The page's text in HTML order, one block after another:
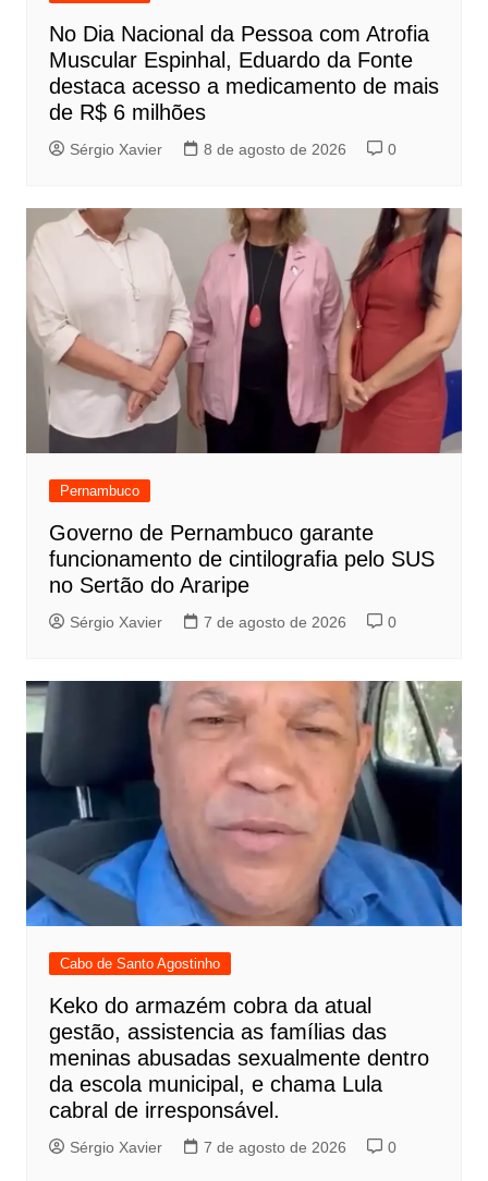
No Dia Nacional da Pessoa com Atrofia
Muscular Espinhal, Eduardo da Fonte
destaca acesso a medicamento de mais
de R$ 6 milhões
Sérgio Xavier 8 de agosto de 2026 0
Pernambuco
Governo de Pernambuco garante
funcionamento de cintilografia pelo SUS
no Sertão do Araripe
Sérgio Xavier 7 de agosto de 2026 0
Cabo de Santo Agostinho
Keko do armazém cobra da atual
gestão, assistencia as famílias das
meninas abusadas sexualmente dentro
da escola municipal, e chama Lula
cabral de irresponsável.
Sérgio Xavier 7 de agosto de 2026 0